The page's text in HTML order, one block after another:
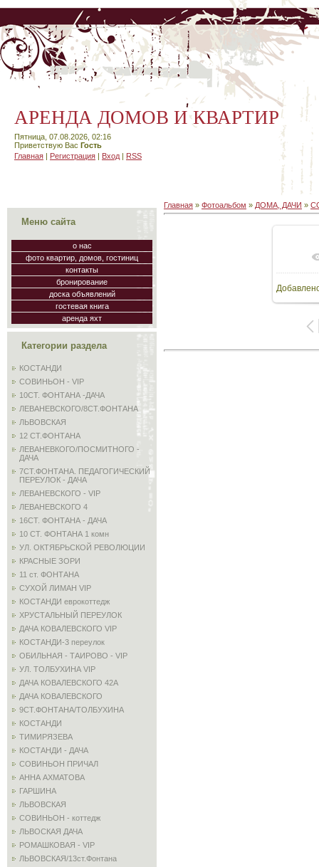
АРЕНДА ДОМОВ И КВАРТИР
Пятница, 07.08.2026, 02:16
Приветствую Вас Гость
Главная | Регистрация | Вход | RSS
Меню сайта
о нас
фото квартир, домов, гостиниц
контакты
бронирование
доска объявлений
гостевая книга
аренда яхт
Категории раздела
КОСТАНДИ
СОВИНЬОН - VIP
10СТ. ФОНТАНА -ДАЧА
ЛЕВАНЕВСКОГО/8СТ.ФОНТАНА
ЛЬВОВСКАЯ
12 СТ.ФОНТАНА
ЛЕВАНЕВКОГО/ПОСМИТНОГО -
ДАЧА
7СТ.ФОНТАНА. ПЕДАГОГИЧЕСКИЙ
ПЕРЕУЛОК - ДАЧА
ЛЕВАНЕВСКОГО - VIP
ЛЕВАНЕВСКОГО 4
16СТ. ФОНТАНА - ДАЧА
10 СТ. ФОНТАНА 1 комн
УЛ. ОКТЯБРЬСКОЙ РЕВОЛЮЦИИ
КРАСНЫЕ ЗОРИ
11 ст. ФОНТАНА
СУХОЙ ЛИМАН VIP
КОСТАНДИ еврокоттедж
ХРУСТАЛЬНЫЙ ПЕРЕУЛОК
ДАЧА КОВАЛЕВСКОГО VIP
КОСТАНДИ-3 переулок
ОБИЛЬНАЯ - ТАИРОВО - VIP
УЛ. ТОЛБУХИНА VIP
ДАЧА КОВАЛЕВСКОГО 42А
ДАЧА КОВАЛЕВСКОГО
9СТ.ФОНТАНА/ТОЛБУХИНА
КОСТАНДИ
ТИМИРЯЗЕВА
КОСТАНДИ - ДАЧА
СОВИНЬОН ПРИЧАЛ
АННА АХМАТОВА
ГАРШИНА
ЛЬВОВСКАЯ
СОВИНЬОН - коттедж
ЛЬВОСКАЯ ДАЧА
РОМАШКОВАЯ - VIP
ЛЬВОВСКАЯ/13ст.Фонтана
Главная » Фотоальбом » ДОМА, ДАЧИ »